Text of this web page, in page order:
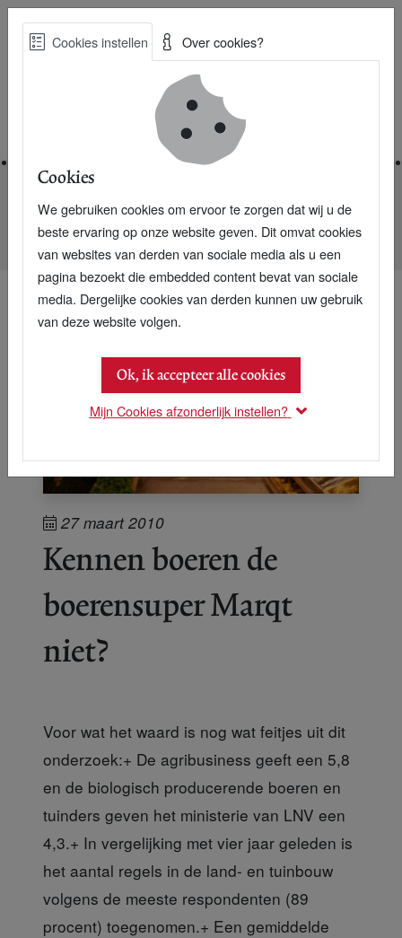
Skip
Best Practices voor een duurzame toekomst
Nieuwsarchief
Kennen boeren de boerensuper Marqt niet?
27 maart 2010
Kennen boeren de
boerensuper Marqt
niet?
Voor wat het waard is nog wat feitjes uit dit
onderzoek:+ De agribusiness geeft een 5,8
en de biologisch producerende boeren en
tuinders geven het ministerie van LNV een
4,3.+ In vergelijking met vier jaar geleden is
het aantal regels in de land- en tuinbouw
volgens de meeste respondenten (89
procent) toegenomen.+ Een gemiddelde
Cookies instellen Over cookies?
Cookies
We gebruiken cookies om ervoor te zorgen dat wij u de
beste ervaring op onze website geven. Dit omvat cookies
van websites van derden van sociale media als u een
pagina bezoekt die embedded content bevat van sociale
media. Dergelijke cookies van derden kunnen uw gebruik
van deze website volgen.
Ok, ik accepteer alle cookies
Mijn Cookies afzonderlijk instellen?